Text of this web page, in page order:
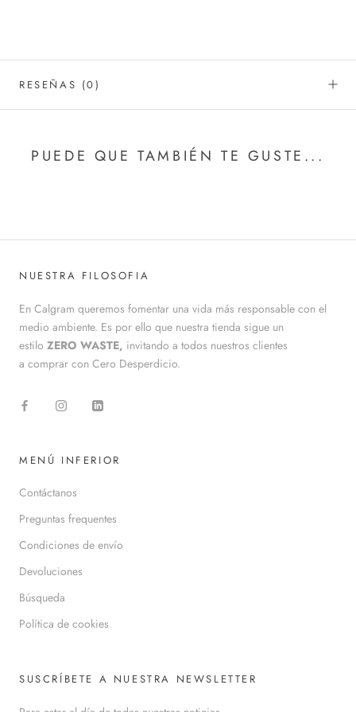
RESEÑAS (0)
PUEDE QUE TAMBIÉN TE GUSTE...
NUESTRA FILOSOFIA
En Calgram queremos fomentar una vida más responsable con el
medio ambiente. Es por ello que nuestra tienda sigue un
estilo ZERO WASTE, invitando a todos nuestros clientes
a comprar con Cero Desperdicio.
MENÚ INFERIOR
Contáctanos
Preguntas frequentes
Condiciones de envío
Devoluciones
Búsqueda
Política de cookies
SUSCRÍBETE A NUESTRA NEWSLETTER